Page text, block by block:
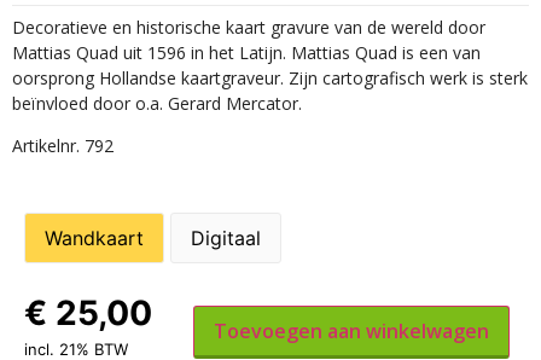
Decoratieve en historische kaart gravure van de wereld door
Mattias Quad uit 1596 in het Latijn. Mattias Quad is een van
oorsprong Hollandse kaartgraveur. Zijn cartografisch werk is sterk
beïnvloed door o.a. Gerard Mercator.
Artikelnr. 792
Wandkaart Digitaal
€ 25,00
incl. 21% BTW
Toevoegen aan winkelwagen